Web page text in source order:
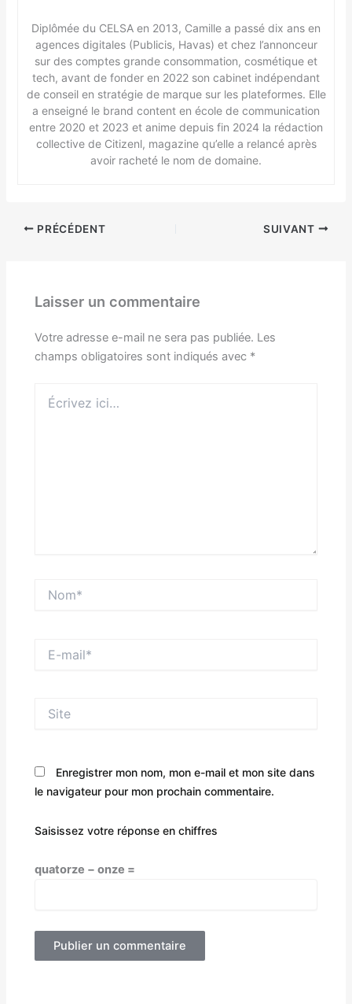
Diplômée du CELSA en 2013, Camille a passé dix ans en
agences digitales (Publicis, Havas) et chez l’annonceur
sur des comptes grande consommation, cosmétique et
tech, avant de fonder en 2022 son cabinet indépendant
de conseil en stratégie de marque sur les plateformes. Elle
a enseigné le brand content en école de communication
entre 2020 et 2023 et anime depuis fin 2024 la rédaction
collective de Citizenl, magazine qu’elle a relancé après
avoir racheté le nom de domaine.
PRÉCÉDENT SUIVANT
Laisser un commentaire
Votre adresse e-mail ne sera pas publiée. Les
champs obligatoires sont indiqués avec *
ici…
mail*
Enregistrer mon nom, mon e-mail et mon site dans
le navigateur pour mon prochain commentaire.
Saisissez votre réponse en chiffres
quatorze − onze =